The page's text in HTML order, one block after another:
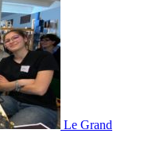
Le Grand